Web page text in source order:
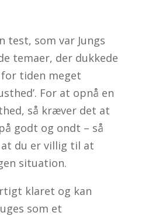
test, som var Jungs
temaer, der dukkede
tiden meget
For at opnå en
så kræver det at
godt og ondt – så
du er villig til at
situation.
klaret og kan
som et